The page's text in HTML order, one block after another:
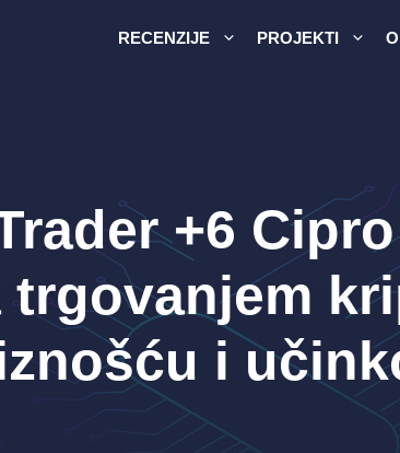
RECENZIJE PROJEKTI
+6
trgovanjem
i